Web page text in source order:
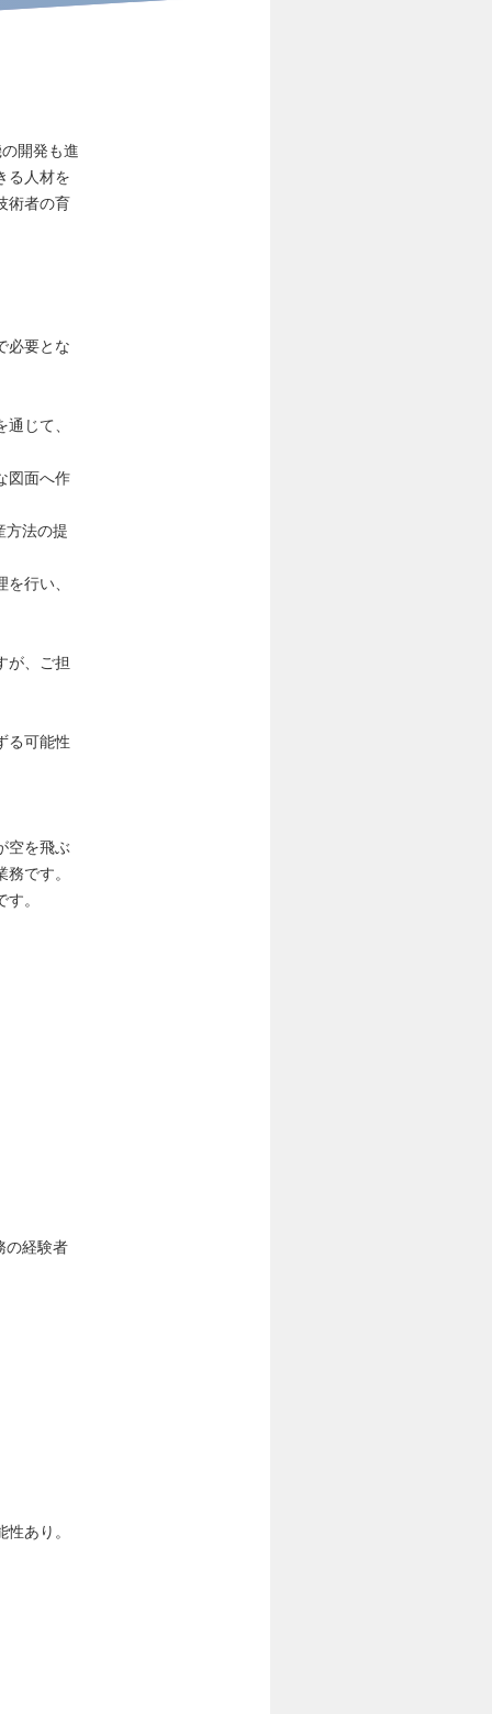
開発も進
る人材を
術者の育
必要とな
じて、
図面へ作
方法の提
行い、
が、ご担
る可能性
空を飛ぶ
です。
。
の経験者
あり。